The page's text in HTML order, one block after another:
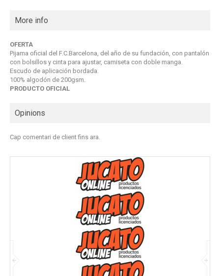
More info
OFERTA
Pijama oficial del F.C.Barcelona, del año de su fundación, con pantalón
con bolsillos y cinta para ajustar, camiseta con doble manga.
Escudo de aplicación bordada.
100% algodón de 200gsm.
PRODUCTO OFICIAL
Opinions
Cap comentari de client fins ara.